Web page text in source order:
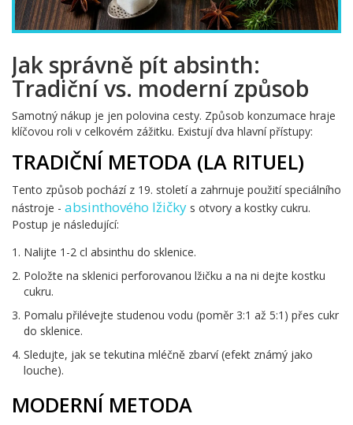
Jak správně pít absinth:
Tradiční vs. moderní způsob
Samotný nákup je jen polovina cesty. Způsob konzumace hraje
klíčovou roli v celkovém zážitku. Existují dva hlavní přístupy:
TRADIČNÍ METODA (LA RITUEL)
Tento způsob pochází z 19. století a zahrnuje použití speciálního
nástroje - absinthového lžičky s otvory a kostky cukru.
Postup je následující:
Nalijte 1-2 cl absinthu do sklenice.
Položte na sklenici perforovanou lžičku a na ni dejte kostku
cukru.
Pomalu přilévejte studenou vodu (poměr 3:1 až 5:1) přes cukr
do sklenice.
Sledujte, jak se tekutina mléčně zbarví (efekt známý jako
louche).
MODERNÍ METODA